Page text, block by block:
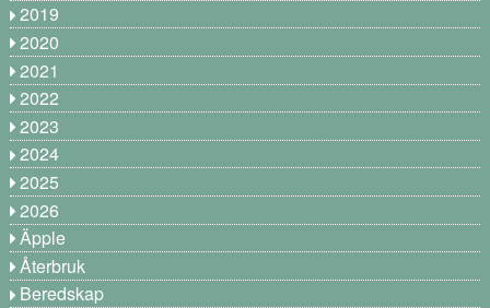
2019
2020
2021
2022
2023
2024
2025
2026
Äpple
Återbruk
Beredskap